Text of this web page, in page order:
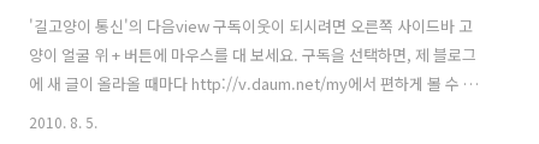
'길고양이 통신'의 다음view 구독이웃이 되시려면 오른쪽 사이드바 고
양이 얼굴 위 + 버튼에 마우스를 대 보세요. 구독을 선택하면, 제 블로그
에 새 글이 올라올 때마다 http://v.daum.net/my에서 편하게 볼 수 있
습니다. (구독이웃 등록은 다음넷 로그인 후 가능합니다.) 길고양이뿐 아
2010. 8. 5.